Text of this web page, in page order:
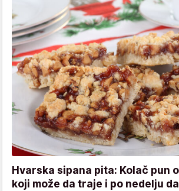
Hvarska sipana pita: Kolač pun
koji može da traje i po nedelju